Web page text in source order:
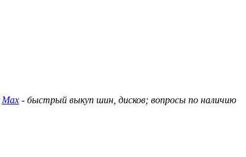
Max - быстрый выкуп шин, дисков; вопросы по наличию